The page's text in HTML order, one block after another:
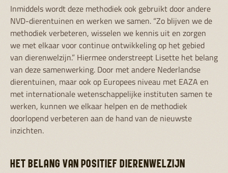
Inmiddels wordt deze methodiek ook gebruikt door andere
NVD-dierentuinen en werken we samen. “Zo blijven we de
methodiek verbeteren, wisselen we kennis uit en zorgen
we met elkaar voor continue ontwikkeling op het gebied
van dierenwelzijn.” Hiermee onderstreept Lisette het belang
van deze samenwerking. Door met andere Nederlandse
dierentuinen, maar ook op Europees niveau met EAZA en
met internationale wetenschappelijke instituten samen te
werken, kunnen we elkaar helpen en de methodiek
doorlopend verbeteren aan de hand van de nieuwste
inzichten.
HET BELANG VAN POSITIEF DIERENWELZIJN